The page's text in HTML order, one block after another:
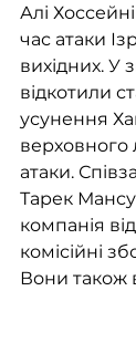
Алі
час атаки
вихідних. У
відкотили
усунення
верховного
атаки.
Тарек
компанія
комісійні
Вони також